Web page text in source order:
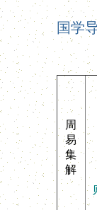
国学
周
易
集
解